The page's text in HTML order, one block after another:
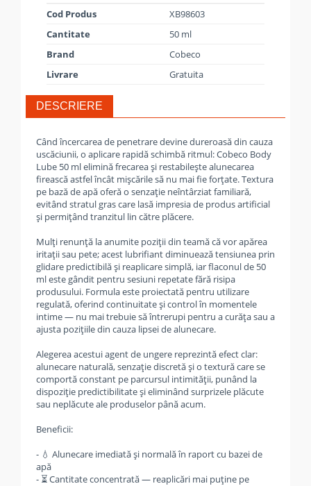
Cod Produs
XB98603
Cantitate
50 ml
Brand
Cobeco
Livrare
Gratuita
DESCRIERE
Când încercarea de penetrare devine dureroasă din cauza
uscăciunii, o aplicare rapidă schimbă ritmul: Cobeco Body
Lube 50 ml elimină frecarea și restabilește alunecarea
firească astfel încât mișcările să nu mai fie forțate. Textura
pe bază de apă oferă o senzație neîntârziat familiară,
evitând stratul gras care lasă impresia de produs artificial
și permițând tranzitul lin către plăcere.
Mulți renunță la anumite poziții din teamă că vor apărea
iritații sau pete; acest lubrifiant diminuează tensiunea prin
glidare predictibilă și reaplicare simplă, iar flaconul de 50
ml este gândit pentru sesiuni repetate fără risipa
produsului. Formula este proiectată pentru utilizare
regulată, oferind continuitate și control în momentele
intime — nu mai trebuie să întrerupi pentru a curăța sau a
ajusta pozițiile din cauza lipsei de alunecare.
Alegerea acestui agent de ungere reprezintă efect clar:
alunecare naturală, senzație discretă și o textură care se
comportă constant pe parcursul intimității, punând la
dispoziție predictibilitate și eliminând surprizele plăcute
sau neplăcute ale produselor până acum.
Beneficii:
- 💧 Alunecare imediată și normală în raport cu bazei de
apă
- ⏳ Cantitate concentrată — reaplicări mai puține pe